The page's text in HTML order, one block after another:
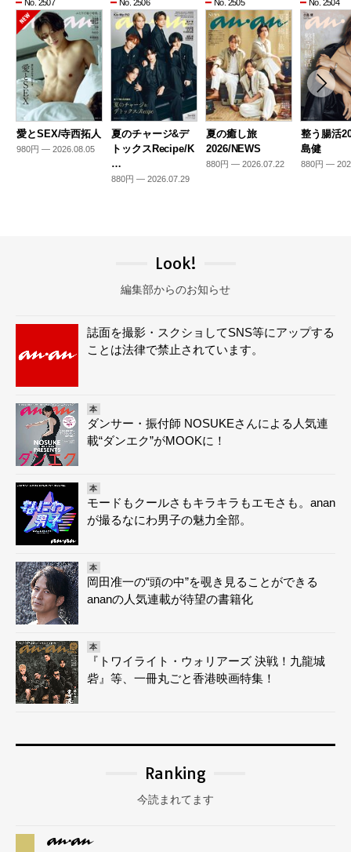
No. 2507
愛とSEX/寺西拓人
980円 — 2026.08.05
No. 2506
夏のチャージ&デ
トックスRecipe/K
…
880円 — 2026.07.29
No. 2505
夏の癒し旅
2026/NEWS
880円 — 2026.07.22
No. 2504
整う腸活
島健
880円 —
Look!
編集部からのお知らせ
誌面を撮影・スクショしてSNS等にアップする
ことは法律で禁止されています。
本
ダンサー・振付師 NOSUKEさんによる人気連
載“ダンエク”がMOOKに！
本
モードもクールさもキラキラもエモさも。anan
が撮るなにわ男子の魅力全部。
本
岡田准一の“頭の中”を覗き見ることができる
ananの人気連載が待望の書籍化
本
『トワイライト・ウォリアーズ 決戦！九龍城
砦』等、一冊丸ごと香港映画特集！
Ranking
今読まれてます